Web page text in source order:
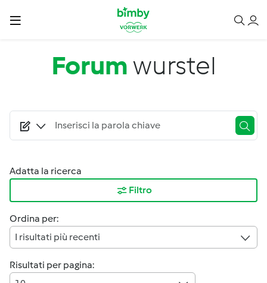
Salta al contenuto principale
Forumwurstel
Adatta la ricerca
Filtro
Ordina per:
I risultati più recenti
Risultati per pagina: